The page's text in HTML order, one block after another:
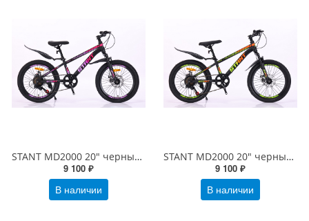
STANT MD2000 20" черный/розовый
9 100 ₽
В наличии
STANT MD2000 20" черный/зеленый
9 100 ₽
В наличии